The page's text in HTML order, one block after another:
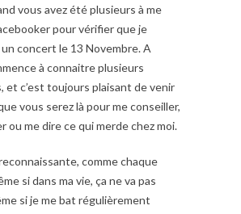
vous avez été plusieurs à me
pour vérifier que je
un concert le 13 Novembre. A
à connaitre plusieurs
et c’est toujours plaisant de venir
vous serez là pour me conseiller,
ou me dire ce qui merde chez moi.
comme chaque
si dans ma vie, ça ne va pas
si je me bat régulièrement